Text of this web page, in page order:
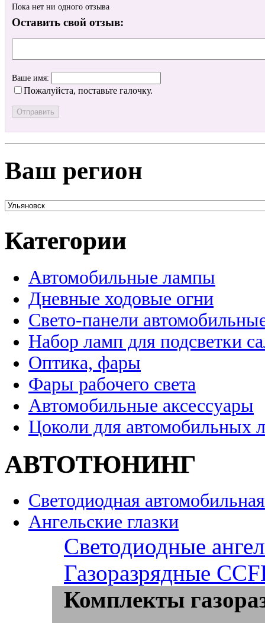
Пока нет ни одного отзыва
Оставить свой отзыв:
Ваше имя:
Пожалуйста, поставьте галочку.
Ваш регион
Категории
Автомобильные лампы
Дневные ходовые огни
Свето-панели
Набор ламп для подсветки
Оптика, фары
Фары рабочего света
Автомобильные аксессуары
Цоколи для автомобильных
АВТОТЮНИНГ
Светодиодная
Ангельские глазки
Светодиодные
Газоразрядные
Комплекты